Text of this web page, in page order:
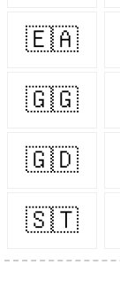
🇪🇦
🇬🇬
🇬🇩
🇸🇹